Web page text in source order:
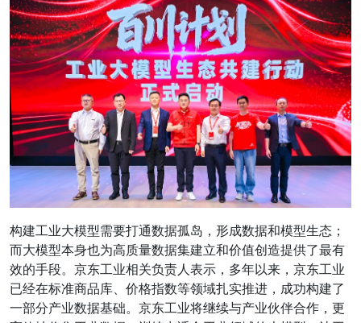
构建工业大模型需要打通数据孤岛，形成数据和模型生态；
而大模型本身也为高质量数据集建立和价值创造提供了最有
效的手段。京东工业相关负责人表示，多年以来，京东工业
已经在标准商品库、价格指数等领域扎实推进，成功构建了
一部分产业数据基础。京东工业将继续与产业伙伴合作，更